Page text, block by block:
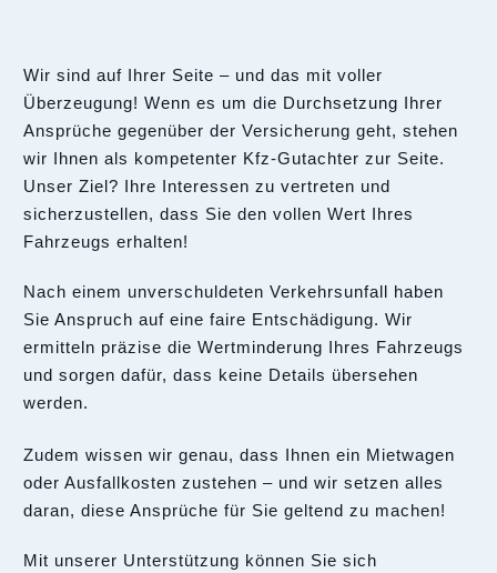
Wir sind auf Ihrer Seite – und das mit voller
Überzeugung! Wenn es um die Durchsetzung Ihrer
Ansprüche gegenüber der Versicherung geht, stehen
wir Ihnen als kompetenter Kfz-Gutachter zur Seite.
Unser Ziel? Ihre Interessen zu vertreten und
sicherzustellen, dass Sie den vollen Wert Ihres
Fahrzeugs erhalten!
Nach einem unverschuldeten Verkehrsunfall haben
Sie Anspruch auf eine faire Entschädigung. Wir
ermitteln präzise die Wertminderung Ihres Fahrzeugs
und sorgen dafür, dass keine Details übersehen
werden.
Zudem wissen wir genau, dass Ihnen ein Mietwagen
oder Ausfallkosten zustehen – und wir setzen alles
daran, diese Ansprüche für Sie geltend zu machen!
Mit unserer Unterstützung können Sie sich